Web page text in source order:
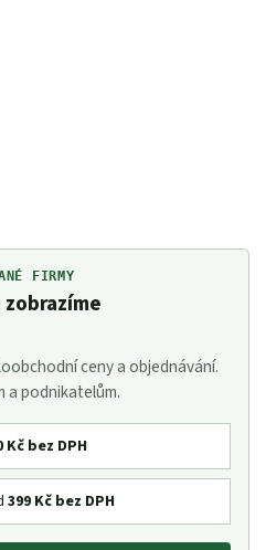
FIRMY
ceny a objednávání.
a podnikatelům.
Kč bez DPH
399 Kč bez DPH